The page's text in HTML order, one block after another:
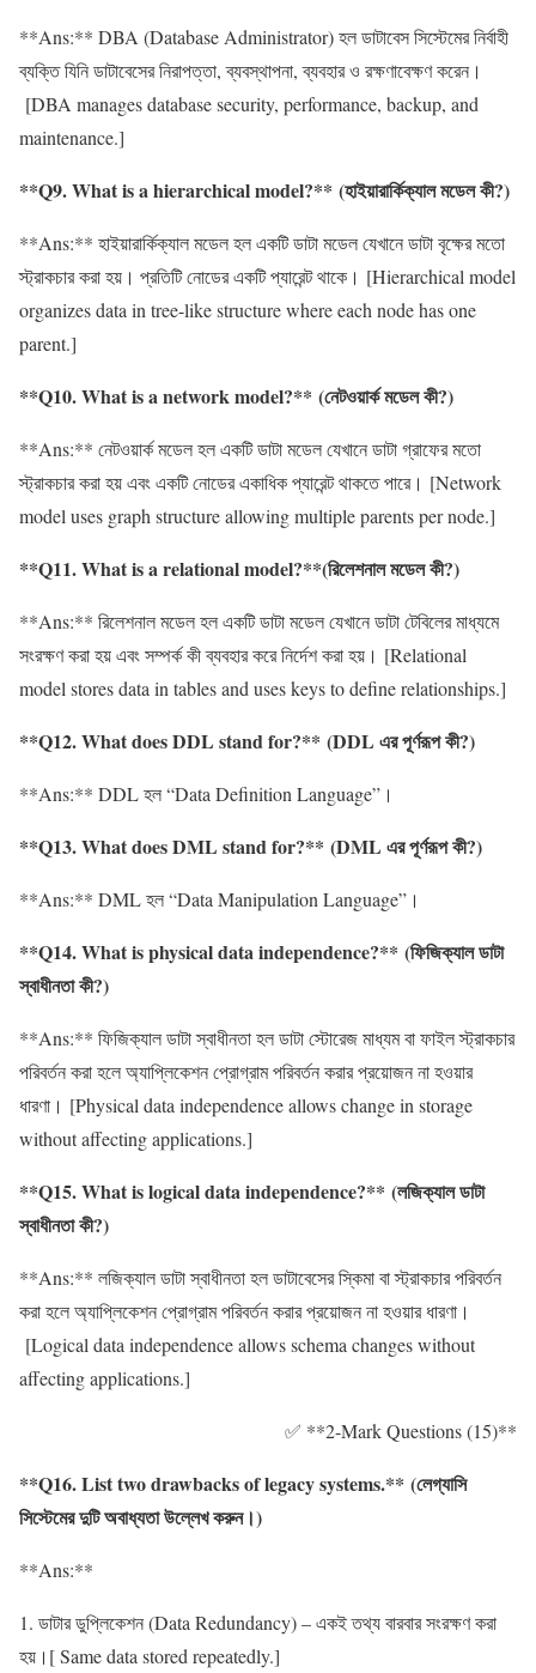
**Ans:** DBA (Database Administrator) হল ডাটাবেস সিস্টেমের নির্বাহী
ব্যক্তি যিনি ডাটাবেসের নিরাপত্তা, ব্যবস্থাপনা, ব্যবহার ও রক্ষণাবেক্ষণ করেন।
[DBA manages database security, performance, backup, and
maintenance.]
**Q9. What is a hierarchical model?** (হাইয়ারার্কিক্যাল মডেল কী?)
**Ans:** হাইয়ারার্কিক্যাল মডেল হল একটি ডাটা মডেল যেখানে ডাটা বৃক্ষের মতো
স্ট্রাকচার করা হয়। প্রতিটি নোডের একটি প্যারেন্ট থাকে। [Hierarchical model
organizes data in tree-like structure where each node has one
parent.]
**Q10. What is a network model?** (নেটওয়ার্ক মডেল কী?)
**Ans:** নেটওয়ার্ক মডেল হল একটি ডাটা মডেল যেখানে ডাটা গ্রাফের মতো
স্ট্রাকচার করা হয় এবং একটি নোডের একাধিক প্যারেন্ট থাকতে পারে। [Network
model uses graph structure allowing multiple parents per node.]
**Q11. What is a relational model?**(রিলেশনাল মডেল কী?)
**Ans:** রিলেশনাল মডেল হল একটি ডাটা মডেল যেখানে ডাটা টেবিলের মাধ্যমে
সংরক্ষণ করা হয় এবং সম্পর্ক কী ব্যবহার করে নির্দেশ করা হয়। [Relational
model stores data in tables and uses keys to define relationships.]
**Q12. What does DDL stand for?** (DDL এর পূর্ণরূপ কী?)
**Ans:** DDL হল “Data Definition Language”।
**Q13. What does DML stand for?** (DML এর পূর্ণরূপ কী?)
**Ans:** DML হল “Data Manipulation Language”।
**Q14. What is physical data independence?** (ফিজিক্যাল ডাটা
স্বাধীনতা কী?)
**Ans:** ফিজিক্যাল ডাটা স্বাধীনতা হল ডাটা স্টোরেজ মাধ্যম বা ফাইল স্ট্রাকচার
পরিবর্তন করা হলে অ্যাপ্লিকেশন প্রোগ্রাম পরিবর্তন করার প্রয়োজন না হওয়ার
ধারণা। [Physical data independence allows change in storage
without affecting applications.]
**Q15. What is logical data independence?** (লজিক্যাল ডাটা
স্বাধীনতা কী?)
**Ans:** লজিক্যাল ডাটা স্বাধীনতা হল ডাটাবেসের স্কিমা বা স্ট্রাকচার পরিবর্তন
করা হলে অ্যাপ্লিকেশন প্রোগ্রাম পরিবর্তন করার প্রয়োজন না হওয়ার ধারণা।
[Logical data independence allows schema changes without
affecting applications.]
✅ **2-Mark Questions (15)**
**Q16. List two drawbacks of legacy systems.** (লেগ্যাসি
সিস্টেমের দুটি অবাধ্যতা উল্লেখ করুন।)
**Ans:**
1. ডাটার ডুপ্লিকেশন (Data Redundancy) – একই তথ্য বারবার সংরক্ষণ করা
হয়।[ Same data stored repeatedly.]